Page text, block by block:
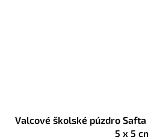
Valcové školské púzdro
5 x 5